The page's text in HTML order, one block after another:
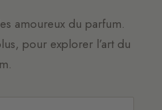
amoureux du parfum.
pour explorer l’art du